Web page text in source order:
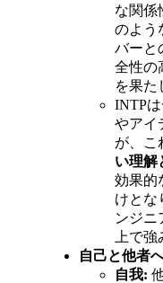
な関係
のよう
バーと
全性の
を果た
INTP
やアイ
が、こ
い理解
効果的
けとな
ンジニ
上で
自己と他者
自我: